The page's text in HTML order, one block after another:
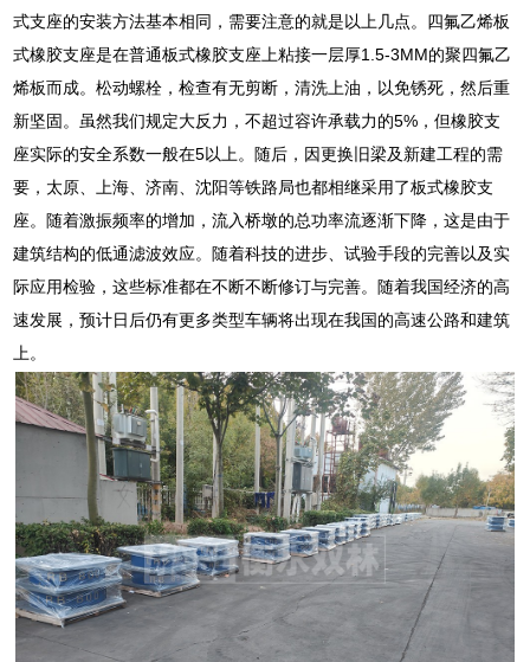
式支座的安装方法基本相同，需要注意的就是以上几点。四氟乙烯板
式橡胶支座是在普通板式橡胶支座上粘接一层厚1.5-3MM的聚四氟乙
烯板而成。松动螺栓，检查有无剪断，清洗上油，以免锈死，然后重
新坚固。虽然我们规定大反力，不超过容许承载力的5%，但橡胶支
座实际的安全系数一般在5以上。随后，因更换旧梁及新建工程的需
要，太原、上海、济南、沈阳等铁路局也都相继采用了板式橡胶支
座。随着激振频率的增加，流入桥墩的总功率流逐渐下降，这是由于
建筑结构的低通滤波效应。随着科技的进步、试验手段的完善以及实
际应用检验，这些标准都在不断不断修订与完善。随着我国经济的高
速发展，预计日后仍有更多类型车辆将出现在我国的高速公路和建筑
上。